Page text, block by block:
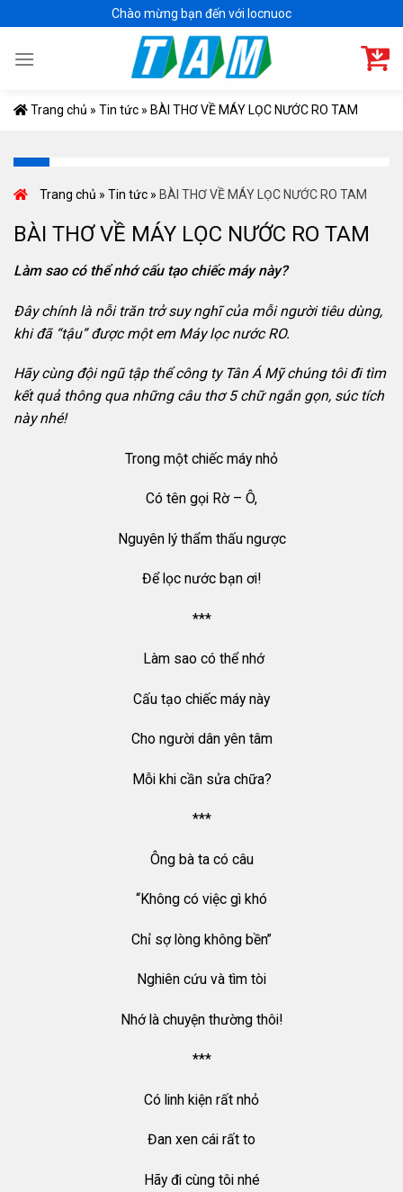
to
content
Chào mừng bạn đến với locnuoc
Trang chủ » Tin tức » BÀI THƠ VỀ MÁY LỌC NƯỚC RO TAM
Trang chủ » Tin tức » BÀI THƠ VỀ MÁY LỌC NƯỚC RO TAM
BÀI THƠ VỀ MÁY LỌC NƯỚC RO TAM
Làm sao có thể nhớ cấu tạo chiếc máy này?
Đây chính là nỗi trăn trở suy nghĩ của mỗi người tiêu dùng,
khi đã “tậu” được một em Máy lọc nước RO.
Hãy cùng đội ngũ tập thể công ty Tân Á Mỹ chúng tôi đi tìm
kết quả thông qua những câu thơ 5 chữ ngắn gọn, súc tích
này nhé!
Trong một chiếc máy nhỏ
Có tên gọi Rờ – Ô,
Nguyên lý thẩm thấu ngược
Để lọc nước bạn ơi!
***
Làm sao có thể nhớ
Cấu tạo chiếc máy này
Cho người dân yên tâm
Mỗi khi cần sửa chữa?
***
Ông bà ta có câu
“Không có việc gì khó
Chỉ sợ lòng không bền”
Nghiên cứu và tìm tòi
Nhớ là chuyện thường thôi!
***
Có linh kiện rất nhỏ
Đan xen cái rất to
Hãy đi cùng tôi nhé